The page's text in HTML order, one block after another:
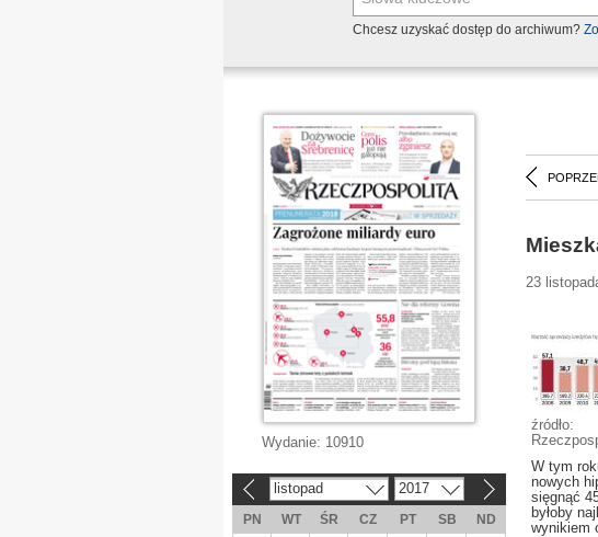
Chcesz uzyskać dostęp do archiwum?
23
źródło:
W tym
nowych
sięgnąć
byłoby
wynikiem
Wydanie: 10910
listopad 2017
PN WT ŚR CZ PT SB
ND